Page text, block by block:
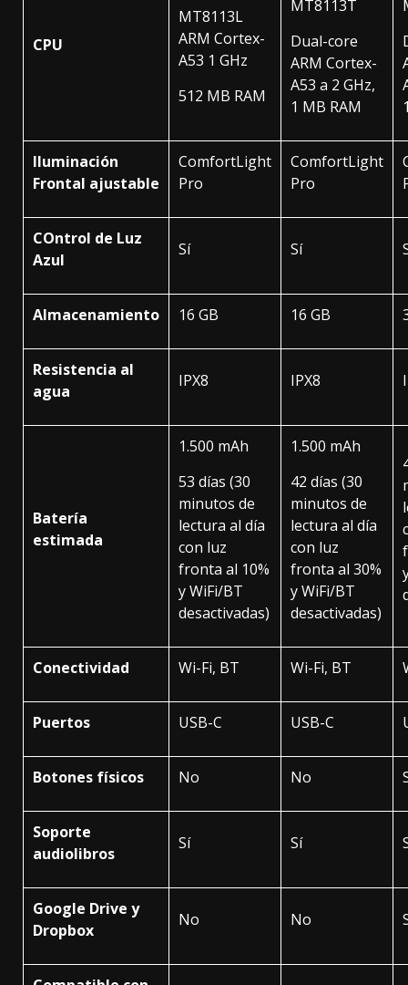
CPU
MT8113L
ARM Cortex-
A53 1 GHz
512 MB RAM
MT8113T
Dual-core
ARM Cortex-
A53 a 2 GHz,
1 MB RAM
Iluminación
Frontal ajustable
ComfortLight
Pro
ComfortLight
Pro
COntrol de Luz
Azul
Sí Sí
Almacenamiento 16 GB 16 GB
Resistencia al
agua
IPX8 IPX8
Batería
estimada
1.500 mAh
53 días (30
minutos de
lectura al día
con luz
fronta al 10%
y WiFi/BT
desactivadas)
1.500 mAh
42 días (30
minutos de
lectura al día
con luz
fronta al 30%
y WiFi/BT
desactivadas)
Conectividad Wi-Fi, BT Wi-Fi, BT
Puertos USB-C USB-C
Botones físicos No No
Soporte
audiolibros
Sí Sí
Google Drive y
Dropbox
No No